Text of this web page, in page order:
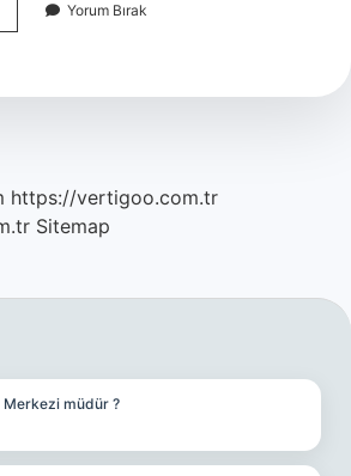
Yorum Bırak
https://vertigoo.com.tr
Sitemap
Merkezi müdür ?